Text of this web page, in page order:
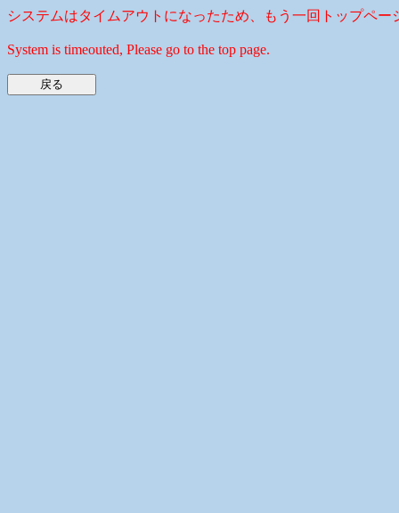
システムはタイムアウトになったため、もう一回トップペー
System is timeouted, Please go to the top page.